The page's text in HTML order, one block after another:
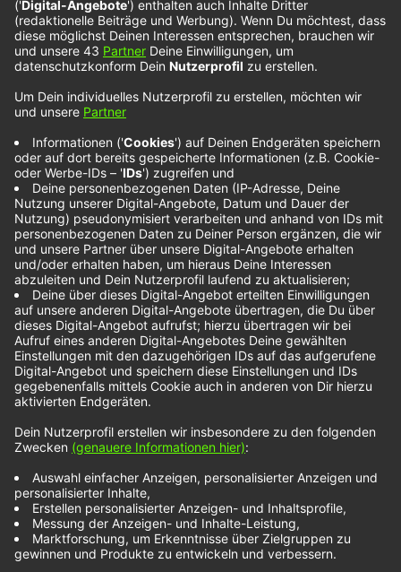
boygenius im
Interview
sind in der Indie-Szene gestandene
haben sie in diesem Jahr ihren ersten Longplayer
veröffentlicht und sind zusammen auf Tour.
Unabhängig von der Musik verbindet sie eine enge
Freundschaft. Wir haben sie vor ihrem Auftritt in